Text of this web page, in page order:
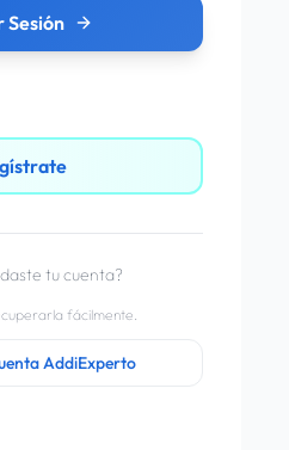
Sesión
tu cuenta?
fácilmente.
AddiExperto